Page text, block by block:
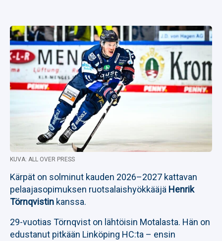
KUVA: ALL OVER PRESS
Kärpät on solminut kauden 2026–2027 kattavan
pelaajasopimuksen ruotsalaishyökkääjä Henrik
Törnqvistin kanssa.
29-vuotias Törnqvist on lähtöisin Motalasta. Hän on
edustanut pitkään Linköping HC:ta – ensin